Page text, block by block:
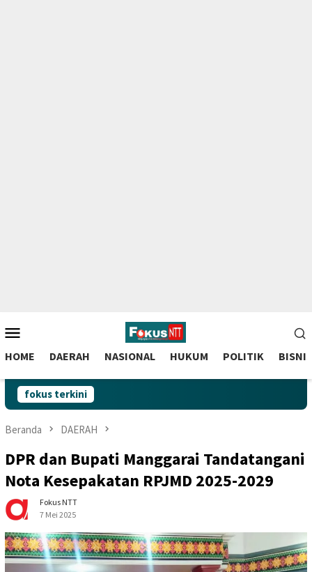
to
contentMobile
HOME DAERAH NASIONAL HUKUM POLITIK BISNIS
fokus terkini
Beranda DAERAH
DPR dan Bupati Manggarai Tandatangani
Nota Kesepakatan RPJMD 2025-2029
Fokus NTT
7 Mei 2025